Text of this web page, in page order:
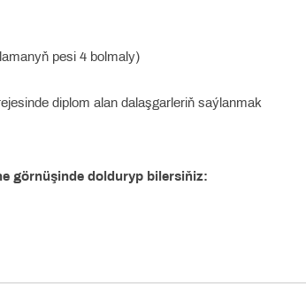
pesi 4 bolmaly)
diplom alan dalaşgarleriň saýlanmak
görnüşinde dolduryp bilersiňiz: